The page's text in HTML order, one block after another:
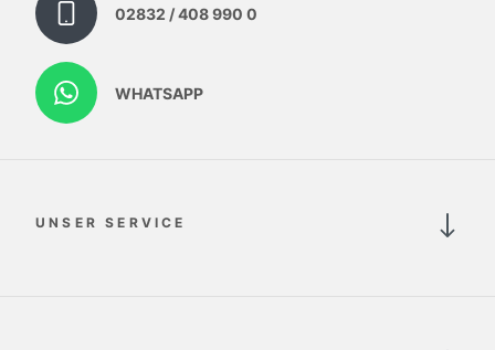
02832 / 408 990 0
WHATSAPP
UNSER SERVICE